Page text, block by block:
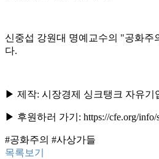
신중섭 강원대 명예교수의 "공화주
다.
▶ 제작: 시장경제 싱크탱크 자유기
▶ 후원하러 가기: https://cfe.org/info/
#공화주의 #사상가들
목록보기